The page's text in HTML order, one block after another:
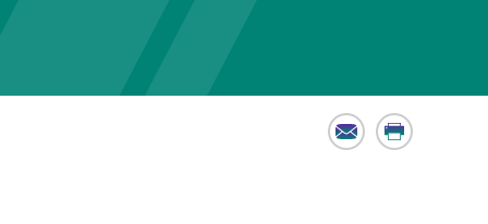
Email Print